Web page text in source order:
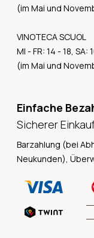
(im Mai und
VINOTECA SCUOL
MI - FR: 14 - 18, SA:
(im Mai und
Einfache
Sicherer
Barzahlung (bei
Neukunden),